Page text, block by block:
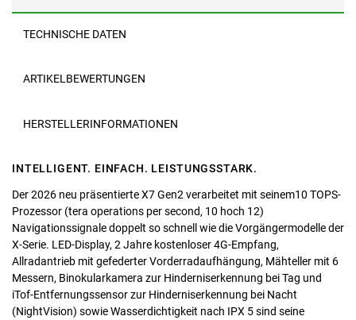
TECHNISCHE DATEN
ARTIKELBEWERTUNGEN
HERSTELLERINFORMATIONEN
INTELLIGENT. EINFACH. LEISTUNGSSTARK.
Der 2026 neu präsentierte X7 Gen2 verarbeitet mit seinem10 TOPS-
Prozessor (tera operations per second, 10 hoch 12)
Navigationssignale doppelt so schnell wie die Vorgängermodelle der
X-Serie. LED-Display, 2 Jahre kostenloser 4G-Empfang,
Allradantrieb mit gefederter Vorderradaufhängung, Mähteller mit 6
Messern, Binokularkamera zur Hinderniserkennung bei Tag und
iTof-Entfernungssensor zur Hinderniserkennung bei Nacht
(NightVision) sowie Wasserdichtigkeit nach IPX 5 sind seine